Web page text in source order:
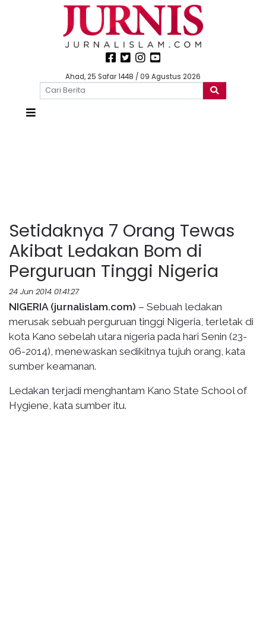
Ahad, 25 Safar 1448 / 09 Agustus 2026
Setidaknya 7 Orang Tewas
Akibat Ledakan Bom di
Perguruan Tinggi Nigeria
24 Jun 2014 01:41:27
NIGERIA (jurnalislam.com) – Sebuah ledakan
merusak sebuah perguruan tinggi Nigeria, terletak di
kota Kano sebelah utara nigeria pada hari Senin (23-
06-2014), menewaskan sedikitnya tujuh orang, kata
sumber keamanan.
Ledakan terjadi menghantam Kano State School of
Hygiene, kata sumber itu.